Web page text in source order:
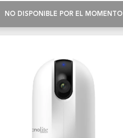
NO DISPONIBLE POR EL MOMENTO